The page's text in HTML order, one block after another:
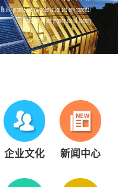
企业文化 新闻中心